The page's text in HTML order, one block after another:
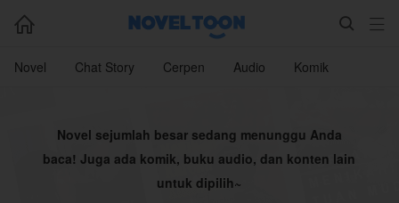
  
Novel Chat Story Cerpen Audio Komik
Novel sejumlah besar sedang menunggu Anda
baca! Juga ada komik, buku audio, dan konten lain
untuk dipilih~